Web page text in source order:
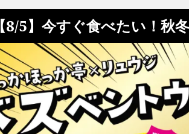
【8/5】今すぐ食べたい！秋